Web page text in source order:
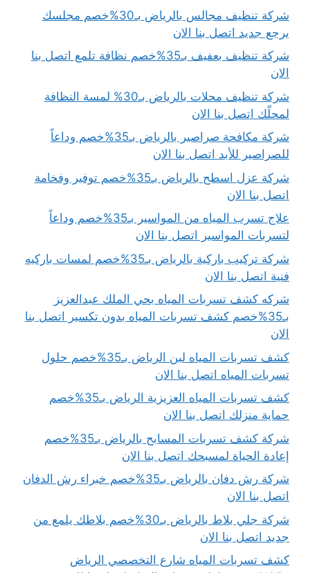
شركة تنظيف مجالس بالرياض بـ30%خصم مجلسك
يرجع جديد اتصل بنا الان
شركة تنظيف بعفيف بـ35%خصم نظافة تلمع اتصل بنا
الان
شركة تنظيف محلات بالرياض بـ30% لمسة النظافة
لمحلّك اتصل بنا الان
شركة مكافحة صراصير بالرياض بـ35%خصم وداعاً
للصراصير للأبد اتصل بنا الان
شركة عزل اسطح بالرياض بـ35%خصم توفير وفخامة
اتصل بنا الان
علاج تسرب المياه من المواسير بـ35%خصم وداعاً
لتسربات المواسير اتصل بنا الان
شركة تركيب باركية بالرياض بـ35%خصم لمسات باركيه
فنية اتصل بنا الان
شركه كشف تسربات المياه بحي الملك عبدالعزيز
بـ35%خصم كشف تسربات المياه بدون تكسير اتصل بنا
الان
كشف تسربات المياه لبن الرياض بـ35%خصم حلول
تسربات المياه اتصل بنا الان
كشف تسربات المياه العزيزية الرياض بـ35%خصم
حماية منزلك اتصل بنا الان
شركة كشف تسربات المسابح بالرياض بـ35%خصم
إعادة الحياة لمسبحك اتصل بنا الان
شركة رش دفان بالرياض بـ35%خصم خبراء رش الدفان
اتصل بنا الان
شركة جلي بلاط بالرياض بـ30%خصم بلاطك يلمع من
جديد اتصل بنا الان
كشف تسربات المياه شارع التخصصي الرياض